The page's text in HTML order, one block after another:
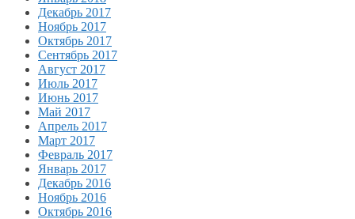
Декабрь 2017
Ноябрь 2017
Октябрь 2017
Сентябрь 2017
Август 2017
Июль 2017
Июнь 2017
Май 2017
Апрель 2017
Март 2017
Февраль 2017
Январь 2017
Декабрь 2016
Ноябрь 2016
Октябрь 2016